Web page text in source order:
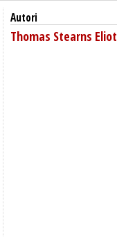
Autori
Thomas Stearns Eliot